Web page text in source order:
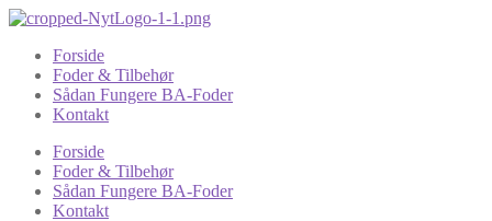
Forside
Foder & Tilbehør
Sådan Fungere BA-Foder
Kontakt
Forside
Foder & Tilbehør
Sådan Fungere BA-Foder
Kontakt